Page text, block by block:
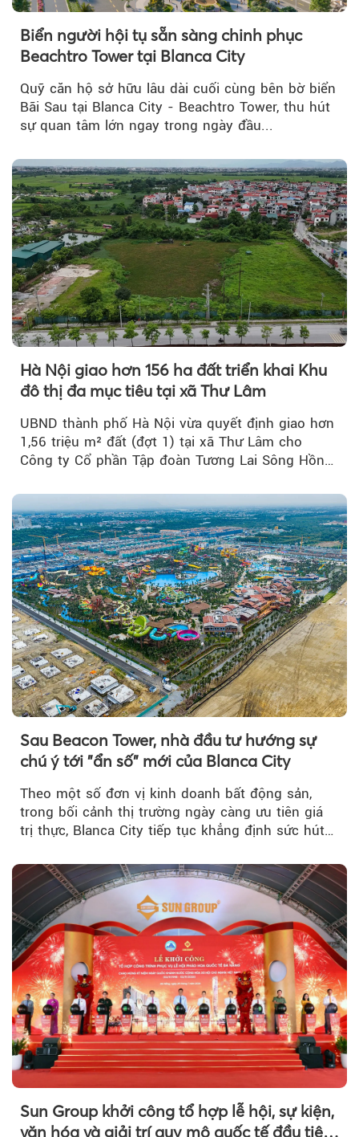
Biển người hội tụ sẵn sàng chinh phục
Beachtro Tower tại Blanca City
Quỹ căn hộ sở hữu lâu dài cuối cùng bên bờ biển
Bãi Sau tại Blanca City - Beachtro Tower, thu hút
sự quan tâm lớn ngay trong ngày đầu...
Hà Nội giao hơn 156 ha đất triển khai Khu
đô thị đa mục tiêu tại xã Thư Lâm
UBND thành phố Hà Nội vừa quyết định giao hơn
1,56 triệu m² đất (đợt 1) tại xã Thư Lâm cho
Công ty Cổ phần Tập đoàn Tương Lai Sông Hồng
Sau Beacon Tower, nhà đầu tư hướng sự
chú ý tới "ẩn số" mới của Blanca City
Theo một số đơn vị kinh doanh bất động sản,
trong bối cảnh thị trường ngày càng ưu tiên giá
trị thực, Blanca City tiếp tục khẳng định sức hút
Sun Group khởi công tổ hợp lễ hội, sự kiện,
văn hóa và giải trí quy mô quốc tế đầu tiên